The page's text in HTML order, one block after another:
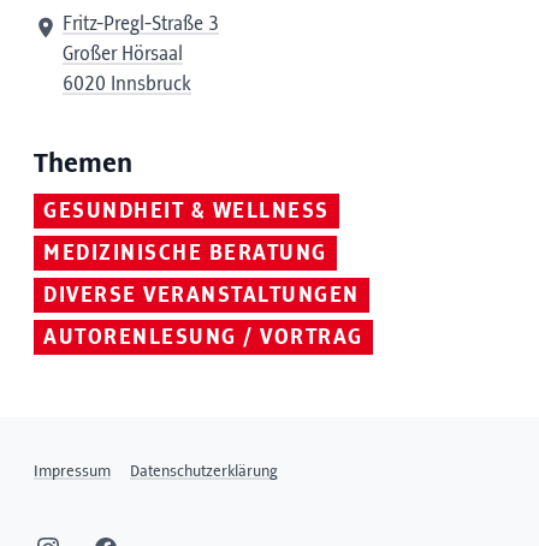
Fritz-Pregl-Straße 3
Großer Hörsaal
6020 Innsbruck
Themen
GESUNDHEIT & WELLNESS
MEDIZINISCHE BERATUNG
DIVERSE VERANSTALTUNGEN
AUTORENLESUNG / VORTRAG
Impressum Datenschutzerklärung